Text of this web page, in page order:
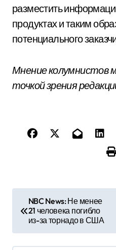
разместить
продуктах и таким
потенциального
Мнение колумнистов
точкой зрения
в
NBC News: Не менее
21 человека погибло
из-за торнадо в США